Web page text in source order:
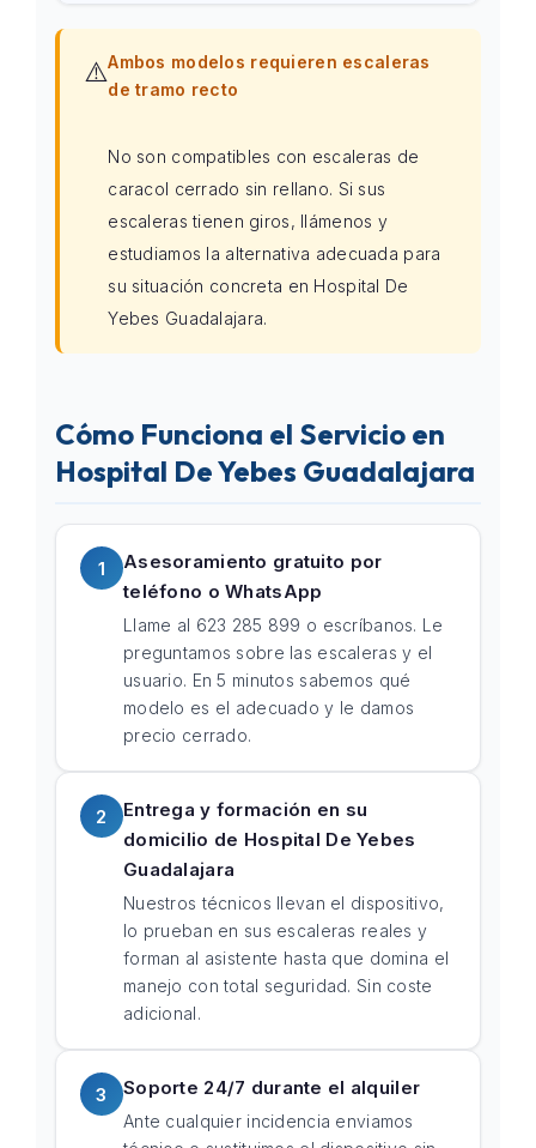
⚠️Ambos modelos requieren escaleras
de tramo recto
No son compatibles con escaleras de
caracol cerrado sin rellano. Si sus
escaleras tienen giros, llámenos y
estudiamos la alternativa adecuada para
su situación concreta en Hospital De
Yebes Guadalajara.
Cómo Funciona el Servicio en
Hospital De Yebes Guadalajara
1
Asesoramiento gratuito por
teléfono o WhatsApp
Llame al 623 285 899 o escríbanos. Le
preguntamos sobre las escaleras y el
usuario. En 5 minutos sabemos qué
modelo es el adecuado y le damos
precio cerrado.
2
Entrega y formación en su
domicilio de Hospital De Yebes
Guadalajara
Nuestros técnicos llevan el dispositivo,
lo prueban en sus escaleras reales y
forman al asistente hasta que domina el
manejo con total seguridad. Sin coste
adicional.
3 Soporte 24/7 durante el alquiler
Ante cualquier incidencia enviamos